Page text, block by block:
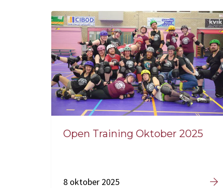
Open Training Oktober 2025
8 oktober 2025